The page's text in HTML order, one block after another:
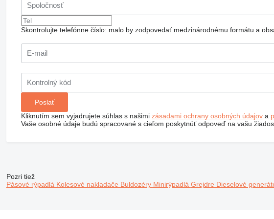
Skontrolujte telefónne číslo: malo by zodpovedať medzinárodnému formátu a
Kliknutím sem vyjadrujete súhlas s našimi zásadami ochrany osobných údajova
Vaše osobné údaje budú spracované s cieľom poskytnúť odpoveď na vašu
Pozri tiež
Pásové rýpadlá Kolesové nakladače Buldozéry Minirýpadlá Grejdre Dieselové